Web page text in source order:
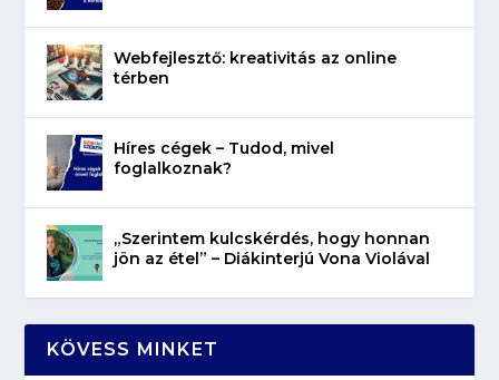
Webfejlesztő: kreativitás az online
térben
Híres cégek – Tudod, mivel
foglalkoznak?
„Szerintem kulcskérdés, hogy honnan
jön az étel” – Diákinterjú Vona Violával
KÖVESS MINKET